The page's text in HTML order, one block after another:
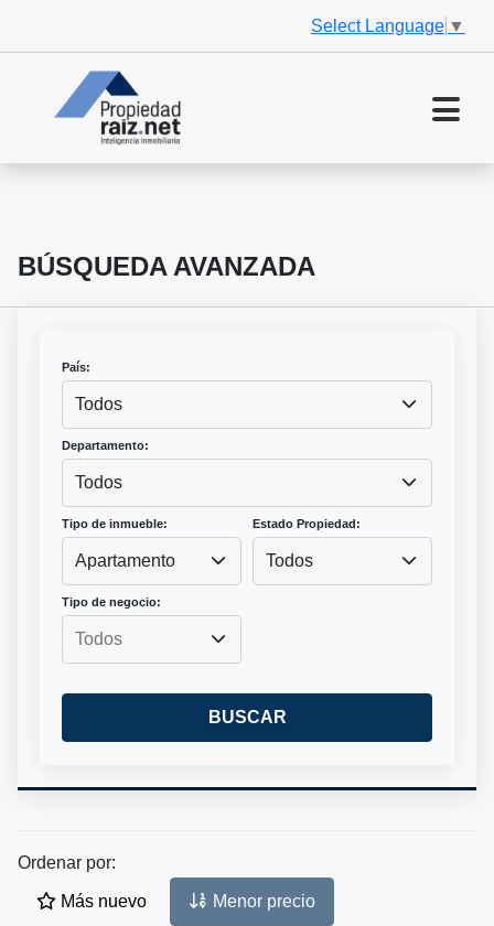
Select Language ▼
BÚSQUEDA AVANZADA
País:
Todos
Departamento:
Todos
Tipo de inmueble:
Apartamento
Estado Propiedad:
Todos
Tipo de negocio:
BUSCAR
Ordenar por:
Más nuevo Menor precio